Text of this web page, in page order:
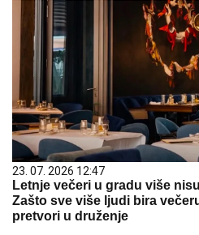
23. 07. 2026 12:47
Letnje večeri u gradu više
Zašto sve više ljudi bira
pretvori u druženje